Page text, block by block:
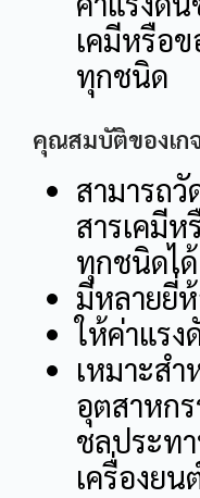
เคมีหรือ
ทุกชนิด
คุณสมบัติของเก
สามารถ
สารเคมี
ทุกชนิดได้
มีหลายยี่
ให้ค่าแร
เหมาะสำ
อุตสาหก
ชลประท
เครื่องยน